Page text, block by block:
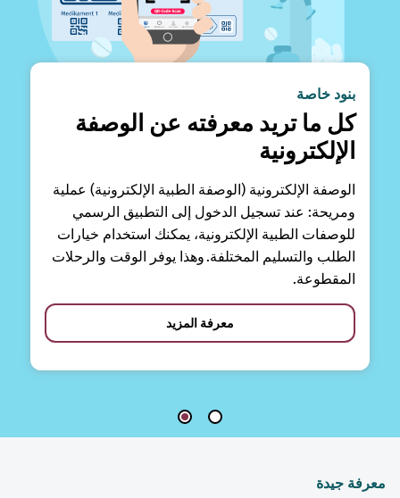
بنود خاصة
كل ما تريد معرفته عن الوصفة
الإلكترونية
الوصفة الإلكترونية (الوصفة الطبية الإلكترونية) عملية
ومريحة: عند تسجيل الدخول إلى التطبيق الرسمي
للوصفات الطبية الإلكترونية، يمكنك استخدام خيارات
الطلب والتسليم المختلفة. وهذا يوفر الوقت والرحلات
المقطوعة.
معرفة المزيد
جيدة